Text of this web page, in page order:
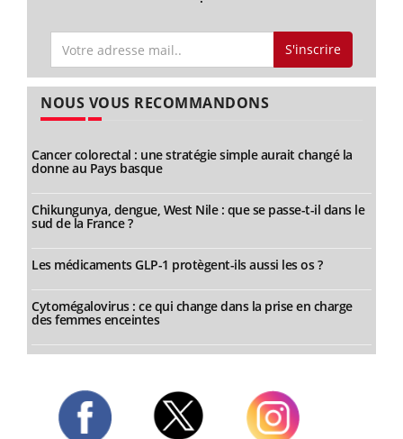
S'inscrire
NOUS VOUS RECOMMANDONS
Cancer colorectal : une stratégie simple aurait changé la
donne au Pays basque
Chikungunya, dengue, West Nile : que se passe-t-il dans le
sud de la France ?
Les médicaments GLP-1 protègent-ils aussi les os ?
Cytomégalovirus : ce qui change dans la prise en charge
des femmes enceintes